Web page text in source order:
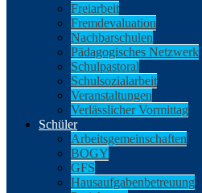
Freiarbeit
Fremdevaluation
Nachbarschulen
Pädagogisches Netzwerk
Schulpastoral
Schulsozialarbeit
Veranstaltungen
Verlässlicher Vormittag
Schüler
Arbeitsgemeinschaften
BOGY
GFS
Hausaufgabenbetreuung